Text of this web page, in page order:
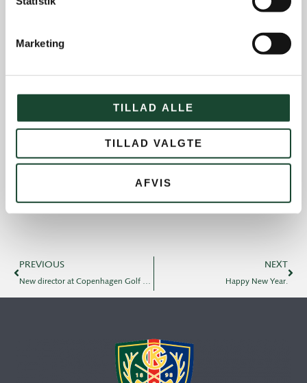
Marketing
TILLAD ALLE
TILLAD VALGTE
AFVIS
News and offers
Old Boys
Tuesday Club
Tournament and handicap
PREVIOUS
New director at Copenhagen Golf Club
NEXT
Happy New Year.